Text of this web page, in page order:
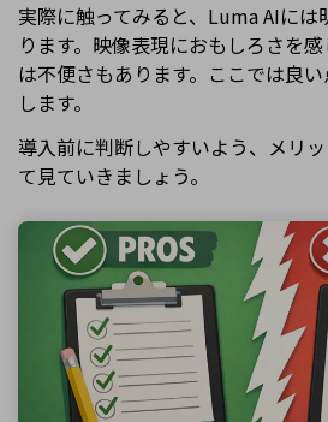
実際に触ってみると、Luma AIには
ります。映像表現におもしろさを
は不便さもあります。ここでは良
します。
導入前に判断しやすいよう、メリ
て見ていきましょう。